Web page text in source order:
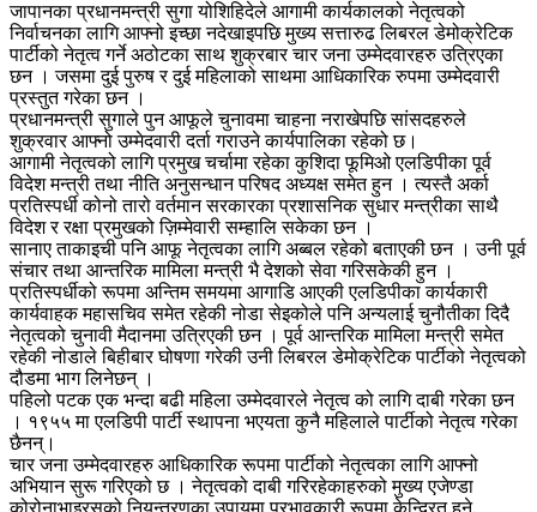
जापानका प्रधानमन्त्री सुगा योशिहिदेले आगामी कार्यकालको नेतृत्वको
निर्वाचनका लागि आफ्नो इच्छा नदेखाइपछि मुख्य सत्तारुढ लिबरल डेमोक्रेटिक
पार्टीको नेतृत्व गर्ने अठोटका साथ शुक्रबार चार जना उम्मेदवारहरु उत्रिएका
छन । जसमा दुई पुरुष र दुई महिलाको साथमा आधिकारिक रुपमा उम्मेदवारी
प्रस्तुत गरेका छन ।
प्रधानमन्त्री सुगाले पुन आफूले चुनावमा चाहना नराखेपछि सांसदहरुले
शुक्रवार आफ्नो उम्मेदवारी दर्ता गराउने कार्यपालिका रहेको छ।
आगामी नेतृत्वको लागि प्रमुख चर्चामा रहेका कुशिदा फूमिओ एलडिपीका पूर्व
विदेश मन्त्री तथा नीति अनुसन्धान परिषद अध्यक्ष समेत हुन । त्यस्तै अर्का
प्रतिस्पर्धी कोनो तारो वर्तमान सरकारका प्रशासनिक सुधार मन्त्रीका साथै
विदेश र रक्षा प्रमुखको ज़िम्मेवारी सम्हालि सकेका छन ।
सानाए ताकाइची पनि आफू नेतृत्वका लागि अब्बल रहेको बताएकी छन । उनी पूर्व
संचार तथा आन्तरिक मामिला मन्त्री भै देशको सेवा गरिसकेकी हुन ।
प्रतिस्पर्धीको रूपमा अन्तिम समयमा आगाडि आएकी एलडिपीका कार्यकारी
कार्यवाहक महासचिव समेत रहेकी नोडा सेइकोले पनि अन्यलाई चुनौतीका दिदै
नेतृत्वको चुनावी मैदानमा उत्रिएकी छन । पूर्व आन्तरिक मामिला मन्त्री समेत
रहेकी नोडाले बिहीबार घोषणा गरेकी उनी लिबरल डेमोक्रेटिक पार्टीको नेतृत्वको
दौडमा भाग लिनेछन् ।
पहिलो पटक एक भन्दा बढी महिला उम्मेदवारले नेतृत्व को लागि दाबी गरेका छन
। १९५५ मा एलडिपी पार्टी स्थापना भएयता कुनै महिलाले पार्टीको नेतृत्व गरेका
छैनन्।
चार जना उम्मेदवारहरु आधिकारिक रूपमा पार्टीको नेतृत्वका लागि आफ्नो
अभियान सुरू गरिएको छ । नेतृत्वको दाबी गरिरहेकाहरुको मुख्य एजेण्डा